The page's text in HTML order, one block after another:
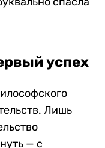
успех
Лишь
— с